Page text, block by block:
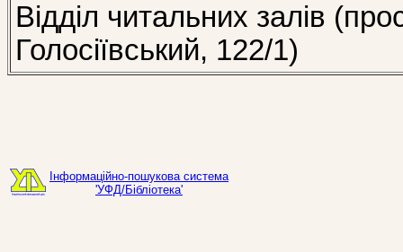
Відділ читальних залів
Голосіївський, 122/1)
Інформаційно-пошукова система
'УФД/Бібліотека'